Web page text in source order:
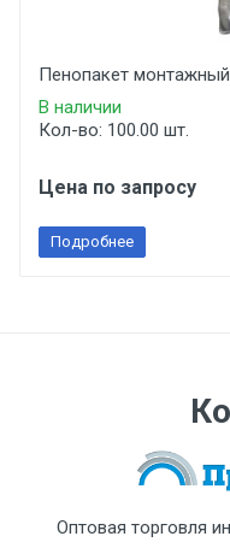
Пенопакет
В наличии
Кол-во: 100.00 шт.
Цена по запросу
Подробнее
Оптовая торговля